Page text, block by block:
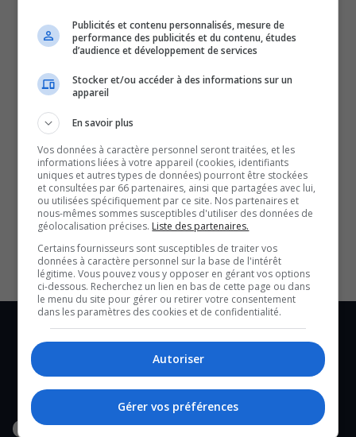
Une pétition lancée pour permettre la diffusion
d’un match des Canadiens au Centre Slush Puppie.
délais d’attente pour les enfants.
Et on vous parle du Défi Sans frontières au Maroc de la
Fondation Santé Outaouais.
SOUTENIR NOS MÉDIAS, C’EST PROTÉGER NOTRE
CULTURE ET NOTRE ÉCONOMIE
Publicités et contenu personnalisés, mesure de
performance des publicités et du contenu, études
d’audience et développement de services
Stocker et/ou accéder à des informations sur un
appareil
En savoir plus
Vos données à caractère personnel seront traitées, et les
informations liées à votre appareil (cookies, identifiants
uniques et autres types de données) pourront être stockées
et consultées par 66 partenaires, ainsi que partagées avec lui,
ou utilisées spécifiquement par ce site. Nos partenaires et
nous-mêmes sommes susceptibles d'utiliser des données de
géolocalisation précises. Liste des partenaires.
Certains fournisseurs sont susceptibles de traiter vos
données à caractère personnel sur la base de l'intérêt
légitime. Vous pouvez vous y opposer en gérant vos options
ci-dessous. Recherchez un lien en bas de cette page ou dans
le menu du site pour gérer ou retirer votre consentement
dans les paramètres des cookies et de confidentialité.
Autoriser
Gérer vos préférences